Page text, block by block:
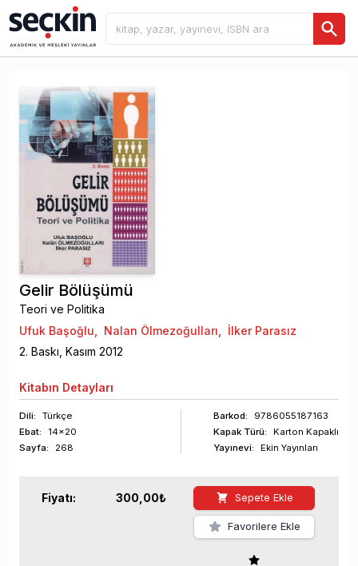
Gelir Bölüşümü
Teori ve Politika
Ufuk Başoğlu
Nalan Ölmezoğulları
İlker Parasız
2. Baskı, Kasım 2012
Kitabın Detayları
Dili:
Türkçe
Ebat:
14x20
Sayfa: 268
Barkod:
9786055187163
Kapak Türü:
Karton Kapaklı
Yayınevi:
Ekin Yayınları
Fiyatı: 300,00₺ Sepete Ekle
Favorilere Ekle